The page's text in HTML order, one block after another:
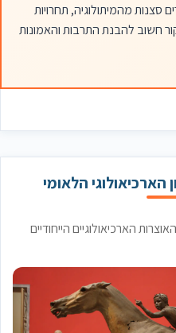
סצנות מהמיתולוגיה, תחרויות
חשוב להבנת התרבות והאמונות
הארכיאולוגי הלאומי
הארכיאולוגיים הייחודיים